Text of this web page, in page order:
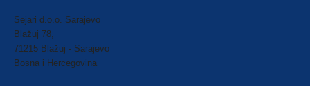
Sejari d.o.o. Sarajevo
Blažuj 78,
71215 Blažuj - Sarajevo
Bosna i Hercegovina